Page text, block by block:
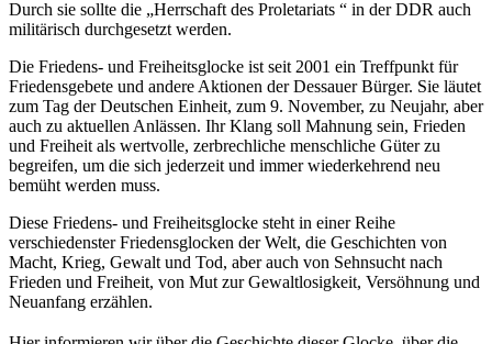
Durch sie sollte die „Herrschaft des Proletariats “ in der DDR auch
militärisch durchgesetzt werden.
Die Friedens- und Freiheitsglocke ist seit 2001 ein Treffpunkt für
Friedensgebete und andere Aktionen der Dessauer Bürger. Sie läutet
zum Tag der Deutschen Einheit, zum 9. November, zu Neujahr, aber
auch zu aktuellen Anlässen. Ihr Klang soll Mahnung sein, Frieden
und Freiheit als wertvolle, zerbrechliche menschliche Güter zu
begreifen, um die sich jederzeit und immer wiederkehrend neu
bemüht werden muss.
Diese Friedens- und Freiheitsglocke steht in einer Reihe
verschiedenster Friedensglocken der Welt, die Geschichten von
Macht, Krieg, Gewalt und Tod, aber auch von Sehnsucht nach
Frieden und Freiheit, von Mut zur Gewaltlosigkeit, Versöhnung und
Neuanfang erzählen.